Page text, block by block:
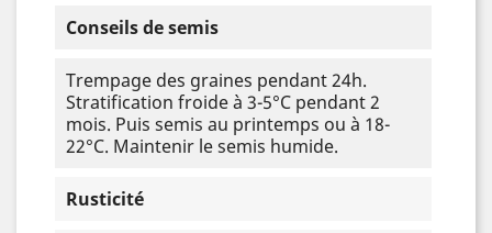
Conseils de semis
Trempage des graines pendant 24h.
Stratification froide à 3-5°C pendant 2
mois. Puis semis au printemps ou à 18-
22°C. Maintenir le semis humide.
Rusticité